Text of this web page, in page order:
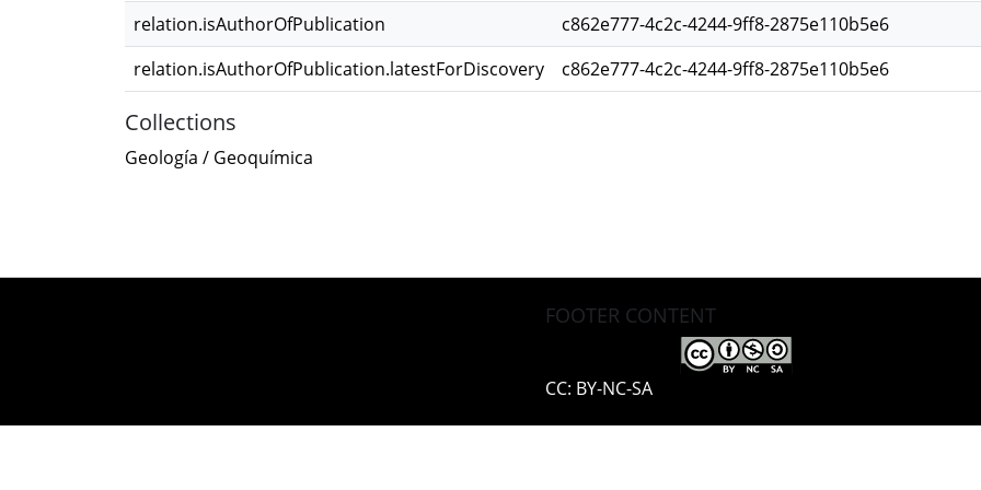
relation.isAuthorOfPublication
c862e777-4c2c-4244-9ff8-2875e110b5e6
relation.isAuthorOfPublication.latestForDiscovery
c862e777-4c2c-4244-9ff8-2875e110b5e6
Collections
Geología / Geoquímica
FOOTER CONTENT
CC: BY-NC-SA